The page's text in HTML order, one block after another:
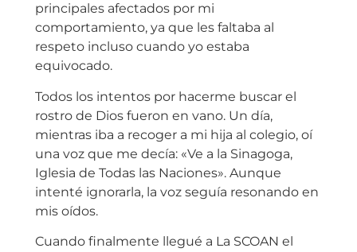
principales afectados por mi
comportamiento, ya que les faltaba al
respeto incluso cuando yo estaba
equivocado.
Todos los intentos por hacerme buscar el
rostro de Dios fueron en vano. Un día,
mientras iba a recoger a mi hija al colegio, oí
una voz que me decía: «Ve a la Sinagoga,
Iglesia de Todas las Naciones». Aunque
intenté ignorarla, la voz seguía resonando en
mis oídos.
Cuando finalmente llegué a La SCOAN el